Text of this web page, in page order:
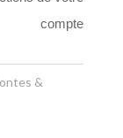
compte
&